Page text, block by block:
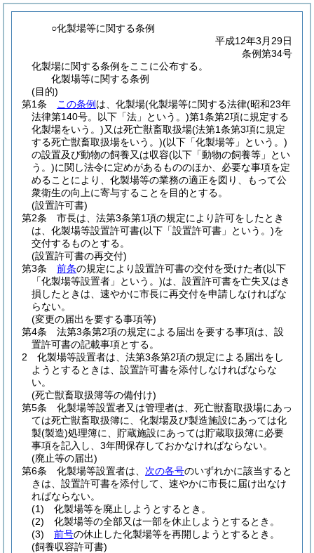
○化製場等に関する条例
平成12年3月29日
条例第34号
化製場に関する条例をここに公布する。
化製場等に関する条例
(目的)
第1条
この条例 は、化製場(化製場等に関する法律(昭和23年
法律第140号。以下「法」という。)第1条第2項に規定する
化製場をいう。)又は死亡獣畜取扱場(法第1条第3項に規定
する死亡獣畜取扱場をいう。)(以下「化製場等」という。)
の設置及び動物の飼養又は収容(以下「動物の飼養等」とい
う。)に関し法令に定めがあるもののほか、必要な事項を定
めることにより、化製場等の業務の適正を図り、もって公
衆衛生の向上に寄与することを目的とする。
(設置許可書)
第2条
市長は、法第3条第1項の規定により許可をしたとき
は、化製場等設置許可書(以下「設置許可書」という。)を
交付するものとする。
(設置許可書の再交付)
第3条
前条の規定により設置許可書の交付を受けた者(以下
「化製場等設置者」という。)は、設置許可書を亡失又はき
損したときは、速やかに市長に再交付を申請しなければな
らない。
(変更の届出を要する事項等)
第4条
法第3条第2項の規定による届出を要する事項は、設
置許可書の記載事項とする。
2
化製場等設置者は、法第3条第2項の規定による届出をし
ようとするときは、設置許可書を添付しなければならな
い。
(死亡獣畜取扱簿等の備付け)
第5条
化製場等設置者又は管理者は、死亡獣畜取扱場にあっ
ては死亡獣畜取扱簿に、化製場及び製造施設にあっては化
製(製造)処理簿に、貯蔵施設にあっては貯蔵取扱簿に必要
事項を記入し、3年間保存しておかなければならない。
(廃止等の届出)
第6条
化製場等設置者は、 次の各号のいずれかに該当すると
きは、設置許可書を添付して、速やかに市長に届け出なけ
ればならない。
(1)
化製場等を廃止しようとするとき。
(2)
化製場等の全部又は一部を休止しようとするとき。
(3)
前号の休止した化製場等を再開しようとするとき。
(飼養収容許可書)